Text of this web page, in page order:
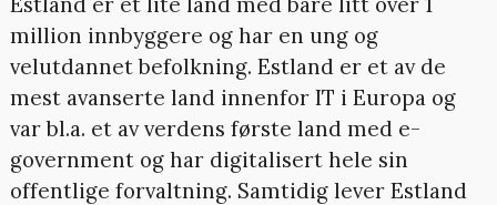
million innbyggere og har en ung og
velutdannet befolkning. Estland er et av de
mest avanserte land innenfor IT i Europa og
var bl.a. et av verdens første land med e-
government og har digitalisert hele sin
offentlige forvaltning. Samtidig lever Estland